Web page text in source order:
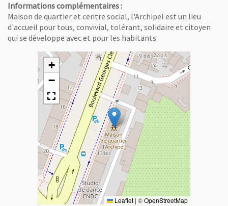
Informations complémentaires :
Maison de quartier et centre social, l'Archipel est un lieu
d'accueil pour tous, convivial, tolérant, solidaire et citoyen
qui se développe avec et pour les habitants
+
−
Leaflet | ©OpenStreetMap